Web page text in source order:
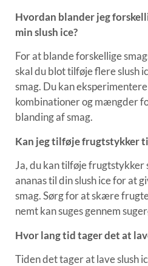
Hvordan blander jeg
min slush ice?
For at blande forskellige
skal du blot tilføje flere slush
smag. Du kan
kombinationer og mængder
blanding af smag.
Kan jeg tilføje frugtstykker
Ja, du kan tilføje
ananas til din slush ice for at
smag. Sørg for at skære
nemt kan suges gennem
Hvor lang tid tager det at
Tiden det tager at lave slush